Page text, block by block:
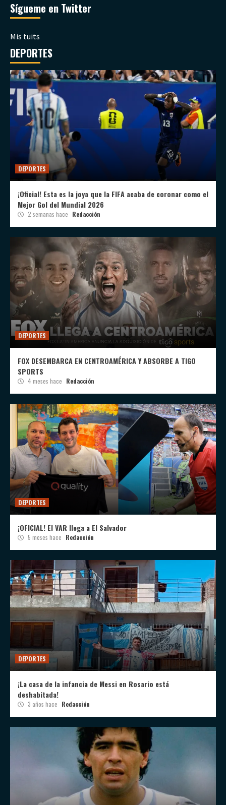
Sígueme en Twitter
Mis tuits
DEPORTES
DEPORTES
¡Oficial! Esta es la joya que la FIFA acaba de coronar como el
Mejor Gol del Mundial 2026
2 semanas hace Redacción
DEPORTES
FOX DESEMBARCA EN CENTROAMÉRICA Y ABSORBE A TIGO
SPORTS
4 meses hace Redacción
DEPORTES
¡OFICIAL! El VAR llega a El Salvador
5 meses hace Redacción
DEPORTES
¡La casa de la infancia de Messi en Rosario está
deshabitada!
3 años hace Redacción